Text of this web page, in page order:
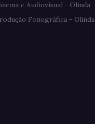
e Audiovisual - Olinda
Fonográfica - Olinda